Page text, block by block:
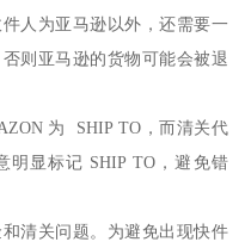
人为亚马逊以外，还需要一
则亚马逊的货物可能会被退
为 SHIP TO，而清关代
明显标记 SHIP TO，避免错
清关问题。为避免出现快件